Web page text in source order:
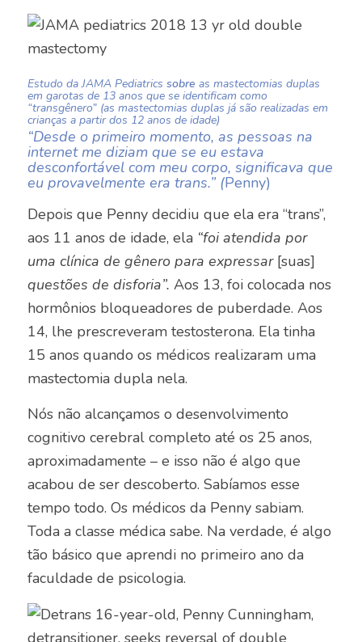
Estudo daJAMA Pediatrics sobre as mastectomias duplas
em garotas de 13 anos que se identificam como
“transgênero” (as mastectomias duplas já são realizadas em
crianças a partir dos 12 anos de idade)
“Desde o primeiro momento, as pessoas na
internet me diziam que se eu estava
desconfortável com meu corpo, significava que
eu provavelmente era trans.” (Penny)
Depois que Penny decidiu que ela era “trans”,
aos 11 anos de idade, ela “foi atendida por
uma clínica de gênero para expressar [suas]
questões de disforia”. Aos 13, foi colocada nos
hormônios bloqueadores de puberdade. Aos
14, lhe prescreveram testosterona. Ela tinha
15 anos quando os médicos realizaram uma
mastectomia dupla nela.
Nós não alcançamos o desenvolvimento
cognitivo cerebral completo até os 25 anos,
aproximadamente – e isso não é algo que
acabou de ser descoberto. Sabíamos esse
tempo todo. Os médicos da Penny sabiam.
Toda a classe médica sabe. Na verdade, é algo
tão básico que aprendi no primeiro ano da
faculdade de psicologia.